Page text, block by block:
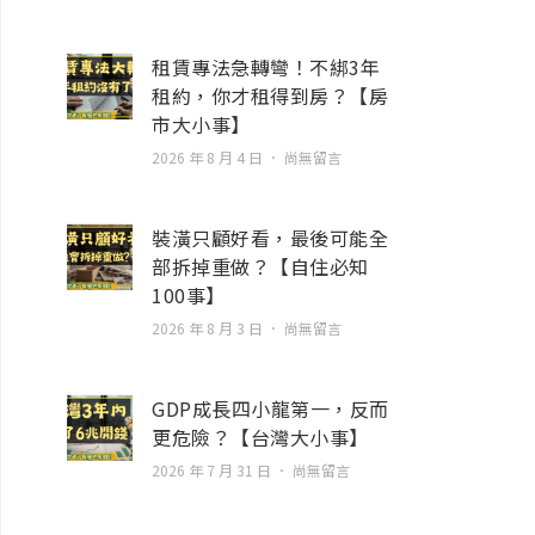
租賃專法急轉彎！不綁3年
租約，你才租得到房？【房
市大小事】
2026 年 8 月 4 日 尚無留言
裝潢只顧好看，最後可能全
部拆掉重做？【自住必知
100事】
2026 年 8 月 3 日 尚無留言
GDP成長四小龍第一，反而
更危險？【台灣大小事】
2026 年 7 月 31 日 尚無留言